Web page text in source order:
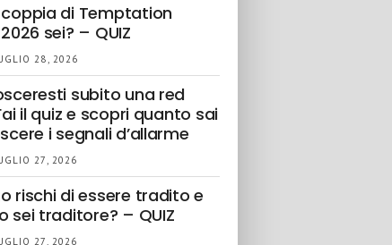
di Temptation
sei? – QUIZ
28, 2026
subito una red
il quiz e scopri quanto sai
i segnali d’allarme
27, 2026
rischi di essere tradito e
sei traditore? – QUIZ
27, 2026